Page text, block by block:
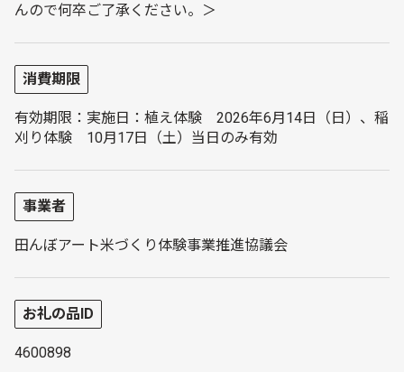
んので何卒ご了承ください。＞
消費期限
有効期限：実施日：植え体験 2026年6月14日（日）、稲
刈り体験 10月17日（土）当日のみ有効
事業者
田んぼアート米づくり体験事業推進協議会
お礼の品ID
4600898